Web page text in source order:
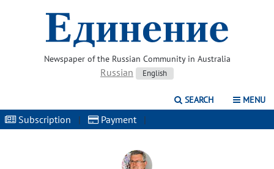
Newspaper of the Russian Community in Australia
Russian English
SEARCH MENU
Subscription | Payment |